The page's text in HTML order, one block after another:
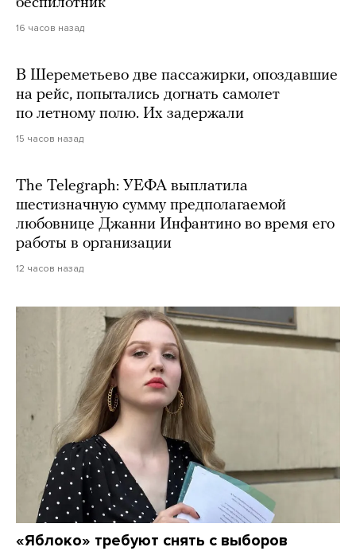
беспилотник
16 часов назад
В Шереметьево две пассажирки, опоздавшие
на рейс, попытались догнать самолет
по летному полю. Их задержали
15 часов назад
The Telegraph: УЕФА выплатила
шестизначную сумму предполагаемой
любовнице Джанни Инфантино во время его
работы в организации
12 часов назад
«Яблоко» требуют снять с выборов